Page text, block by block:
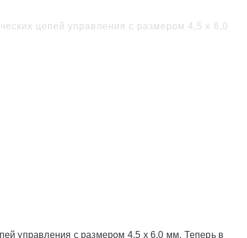
цепей управления с размером 4,5 х 6,0
управления с размером 4,5 х 6,0 мм. Теперь в